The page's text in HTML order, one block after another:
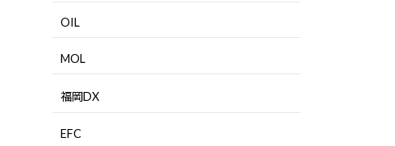
OIL
MOL
福岡DX
EFC